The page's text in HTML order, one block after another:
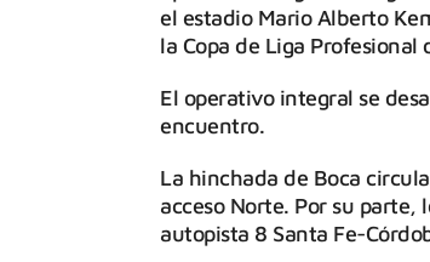
el estadio Mario Alberto
la Copa de Liga
El operativo integral se
encuentro.
La hinchada de Boca
acceso Norte. Por su
autopista 8 Santa Fe-